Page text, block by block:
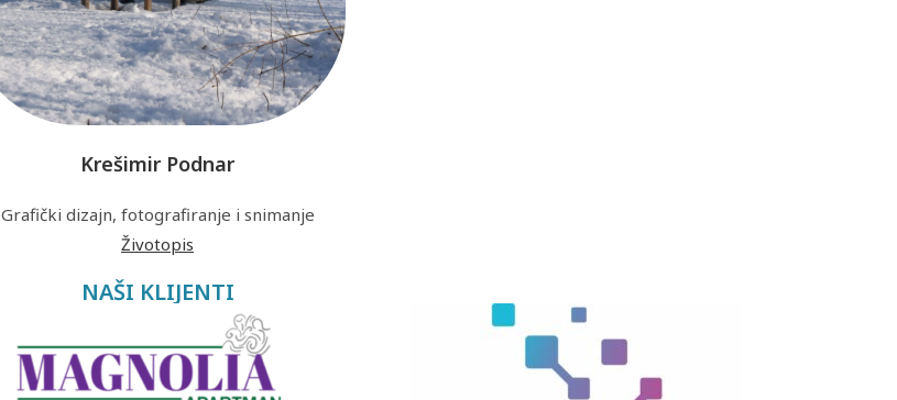
Krešimir Podnar
Grafički dizajn, fotografiranje i snimanje
Životopis
NAŠI KLIJENTI